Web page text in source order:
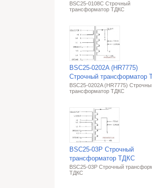
BSC25-0108C Строчный
трансформатор ТДКС
BSC25-0202A (HR7775)
Строчный трансформатор
BSC25-0202A (HR7775)
трансформатор ТДКС
BSC25-03P Строчный
трансформатор ТДКС
BSC25-03P Строчный
ТДКС